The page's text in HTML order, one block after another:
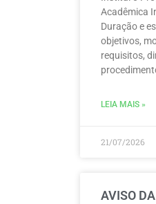
Acadêmica
Duração e
objetivos,
requisitos,
LEIA MAIS »
21/07/2026
AVISO